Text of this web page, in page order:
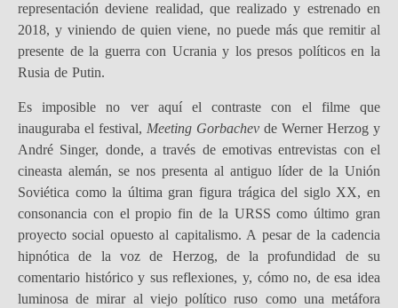
representación deviene realidad, que realizado y estrenado en
2018, y viniendo de quien viene, no puede más que remitir al
presente de la guerra con Ucrania y los presos políticos en la
Rusia de Putin.
Es imposible no ver aquí el contraste con el filme que
inauguraba el festival, Meeting Gorbachev de Werner Herzog y
André Singer, donde, a través de emotivas entrevistas con el
cineasta alemán, se nos presenta al antiguo líder de la Unión
Soviética como la última gran figura trágica del siglo XX, en
consonancia con el propio fin de la URSS como último gran
proyecto social opuesto al capitalismo. A pesar de la cadencia
hipnótica de la voz de Herzog, de la profundidad de su
comentario histórico y sus reflexiones, y, cómo no, de esa idea
luminosa de mirar al viejo político ruso como una metáfora